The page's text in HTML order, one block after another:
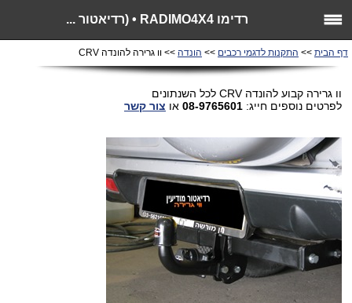
רדימו RADIMO4X4 • (רדיאטור ...
דף הבית >> התקנות לדגמי רכבים >> הונדה >> וו גרירה להונדה CRV
וו גרירה קבוע להונדה CRV לכל השנתונים
לפרטים נוספים חייג: 08-9765601 או צור קשר